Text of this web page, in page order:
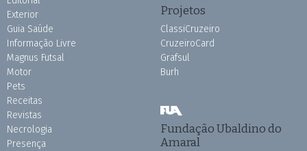
Exterior
Guia Saúde
Informação Livre
Magnus Futsal
Motor
Pets
Receitas
Revistas
Necrologia
Presença
Projetos
ClassiCruzeiro
CruzeiroCard
Grafsul
Burh
Fundação Ubaldino do
Amaral